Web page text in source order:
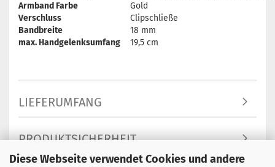
Diese Webseite verwendet Cookies und andere
Armband Farbe
Gold
Verschluss
Clipschließe
Bandbreite
18 mm
max. Handgelenksumfang
19,5 cm
LIEFERUMFANG
PRODUKTSICHERHEIT